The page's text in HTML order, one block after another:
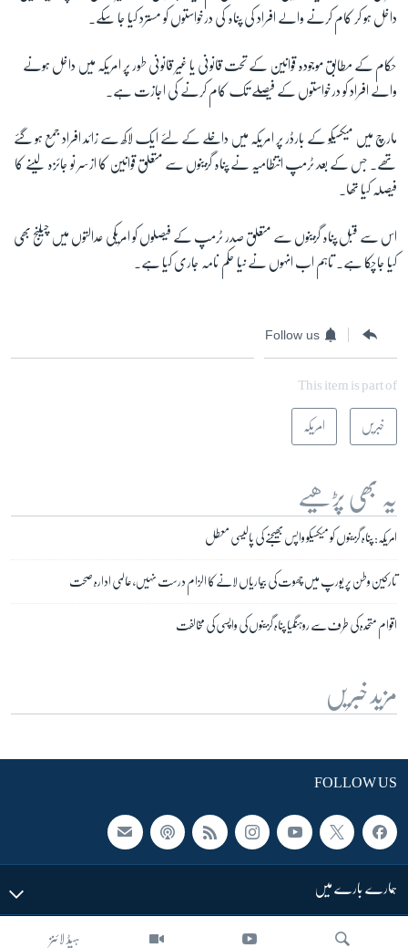
ہیڈ لائنز
داخل ہو کر کام کرنے والے افراد کی پناہ کی درخواستوں کو مسترد کیا جا سکے۔
حکام کے مطابق موجودہ قوانین کے تحت قانونی یا غیر قانونی طور پر امریکہ میں داخل ہونے
والے افراد کو درخواستوں کے فیصلے تک کام کرنے کی اجازت ہے۔
مارچ میں میکسیکو کے بارڈر پر امریکہ میں داخلے کے لئے ایک لاکھ سے زائد افراد جمع ہو گئے
تھے۔ جس کے بعد ٹرمپ انتظامیہ نے پناہ گزینوں سے متعلق قوانین کا ازسر نو جائزہ لینے کا
فیصلہ کیا تھا۔
اس سے قبل پناہ گزینوں سے متعلق صدر ٹرمپ کے فیصلوں کو امریکی عدالتوں میں چیلنج بھی
کیا جاچکا ہے۔ تاہم اب انہوں نے نیا حکم نامہ جاری کیا ہے۔
Follow us
This item is part of
خبریں امریکہ
یہ بھی پڑھیے
امریکہ: پناہ گزینوں کو میکسیکو واپس بھیجنے کی پالیسی معطل
تارکین وطن پر یورپ میں چھوت کی بیماریاں لانے کا الزام درست نہیں، عالمی ادارہ صحت
اقوام متحدہ کی طرف سے روہنگیا پناہ گزینوں کی واپسی کی مخالفت
مزید خبریں
FOLLOW US
ہمارے بارے میں